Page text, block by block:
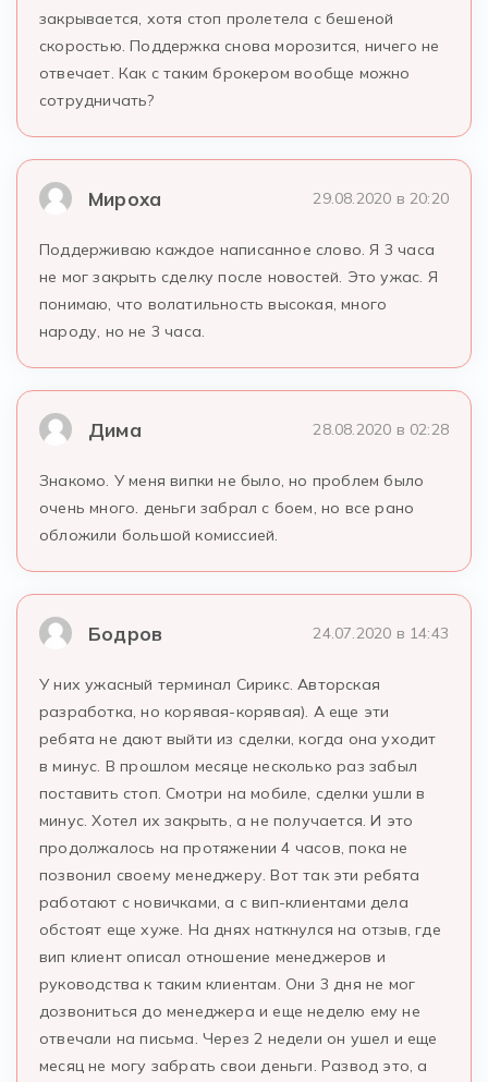
закрывается, хотя стоп пролетела с бешеной
скоростью. Поддержка снова морозится, ничего не
отвечает. Как с таким брокером вообще можно
сотрудничать?
Мироха 29.08.2020 в 20:20
Поддерживаю каждое написанное слово. Я 3 часа
не мог закрыть сделку после новостей. Это ужас. Я
понимаю, что волатильность высокая, много
народу, но не 3 часа.
Дима 28.08.2020 в 02:28
Знакомо. У меня випки не было, но проблем было
очень много. деньги забрал с боем, но все рано
обложили большой комиссией.
Бодров 24.07.2020 в 14:43
У них ужасный терминал Сирикс. Авторская
разработка, но корявая-корявая). А еще эти
ребята не дают выйти из сделки, когда она уходит
в минус. В прошлом месяце несколько раз забыл
поставить стоп. Смотри на мобиле, сделки ушли в
минус. Хотел их закрыть, а не получается. И это
продолжалось на протяжении 4 часов, пока не
позвонил своему менеджеру. Вот так эти ребята
работают с новичками, а с вип-клиентами дела
обстоят еще хуже. На днях наткнулся на отзыв, где
вип клиент описал отношение менеджеров и
руководства к таким клиентам. Они 3 дня не мог
дозвониться до менеджера и еще неделю ему не
отвечали на письма. Через 2 недели он ушел и еще
месяц не могу забрать свои деньги. Развод это, а